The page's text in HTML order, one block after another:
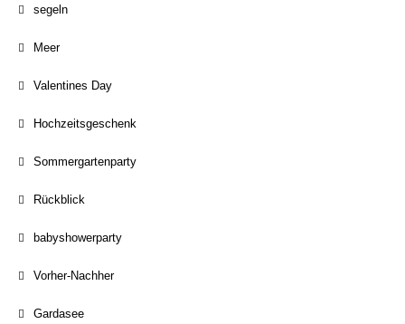
segeln
Meer
Valentines Day
Hochzeitsgeschenk
Sommergartenparty
Rückblick
babyshowerparty
Vorher-Nachher
Gardasee